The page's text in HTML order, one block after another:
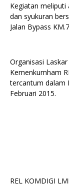
Kegiatan meliputi
dan syukuran
Jalan Bypass
Organisasi
Kemenkumham
tercantum dalam
Februari 2015.
REL KOMDIGI